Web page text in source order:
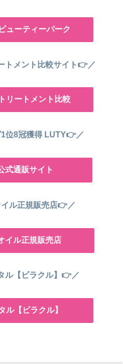
ューティーパーク
トメント比較サイト👉／
リートメント比較
位8冠獲得 LUTY👉／
通販サイト
ル正規販売店👉／
イル正規販売店
ル【ビラクル】👉／
ル【ビラクル】